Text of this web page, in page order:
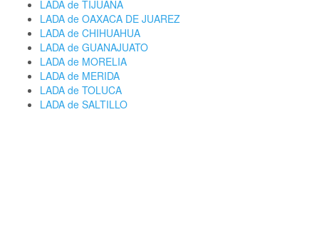
LADA de TIJUANA
LADA de OAXACA DE JUAREZ
LADA de CHIHUAHUA
LADA de GUANAJUATO
LADA de MORELIA
LADA de MERIDA
LADA de TOLUCA
LADA de SALTILLO